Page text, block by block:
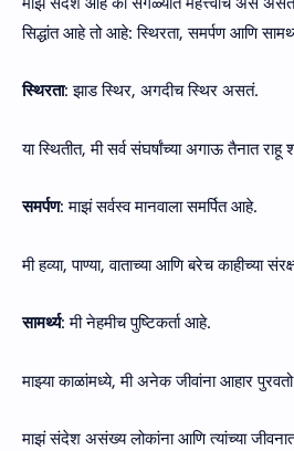
सिद्धांत आहे तो आहे: स्थिरता, समर्पण आणि
स्थिरता: झाड स्थिर, अगदीच स्थिर असतं.
या स्थितीत, मी सर्व संघर्षांच्या अगाऊ तैनात राहू
समर्पण: माझं सर्वस्व मानवाला समर्पित आहे.
मी हव्या, पाण्या, वाताच्या आणि बरेच काहीच्या
सामर्थ्य: मी नेहमीच पुष्टिकर्ता आहे.
माझ्या काळांमध्ये, मी अनेक जीवांना आहार
माझं संदेश असंख्य लोकांना आणि त्यांच्या